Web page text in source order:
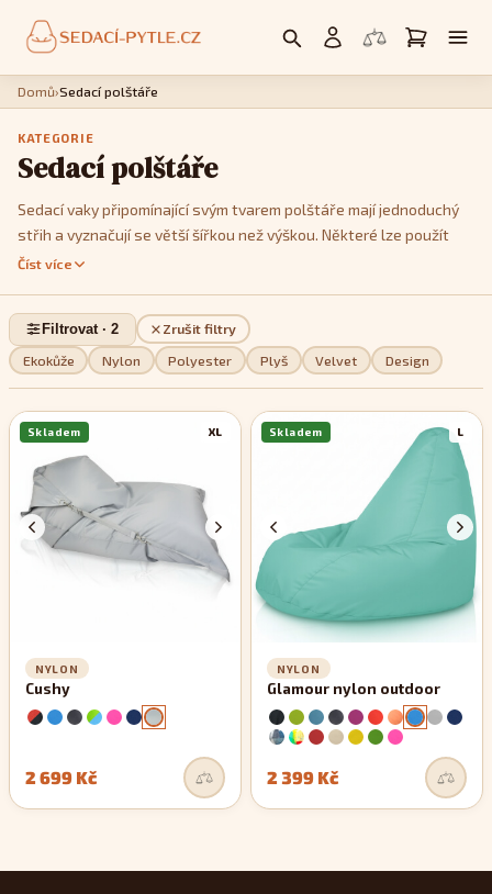
Domů›Sedací polštáře
KATEGORIE
Sedací polštáře
Sedací vaky připomínající svým tvarem polštáře mají jednoduchý
střih a vyznačují se větší šířkou než výškou. Některé lze použít
jako křesla, postavíte li je na kratší hranu. Jedná se především o
pomocí kterých je můžete tvarovat a vykouzlit tak třeba tvar
imitující menší sedačku. Pokud jde o design, můžete si v této sekci
vybrat z jednobarevných, dvoubarevných nebo pestře
vzorovaných modelů, podle toho, které se stylově nejvíce hodí do
vašeho interiéru.
Číst více
Ekokůže Nylon Polyester Plyš Velvet Design
Zrušit filtry
Filtrovat · 2
XL
Skladem
NYLON
Cushy
2 699 Kč
L
Skladem
NYLON
Glamour nylon outdoor
2 399 Kč